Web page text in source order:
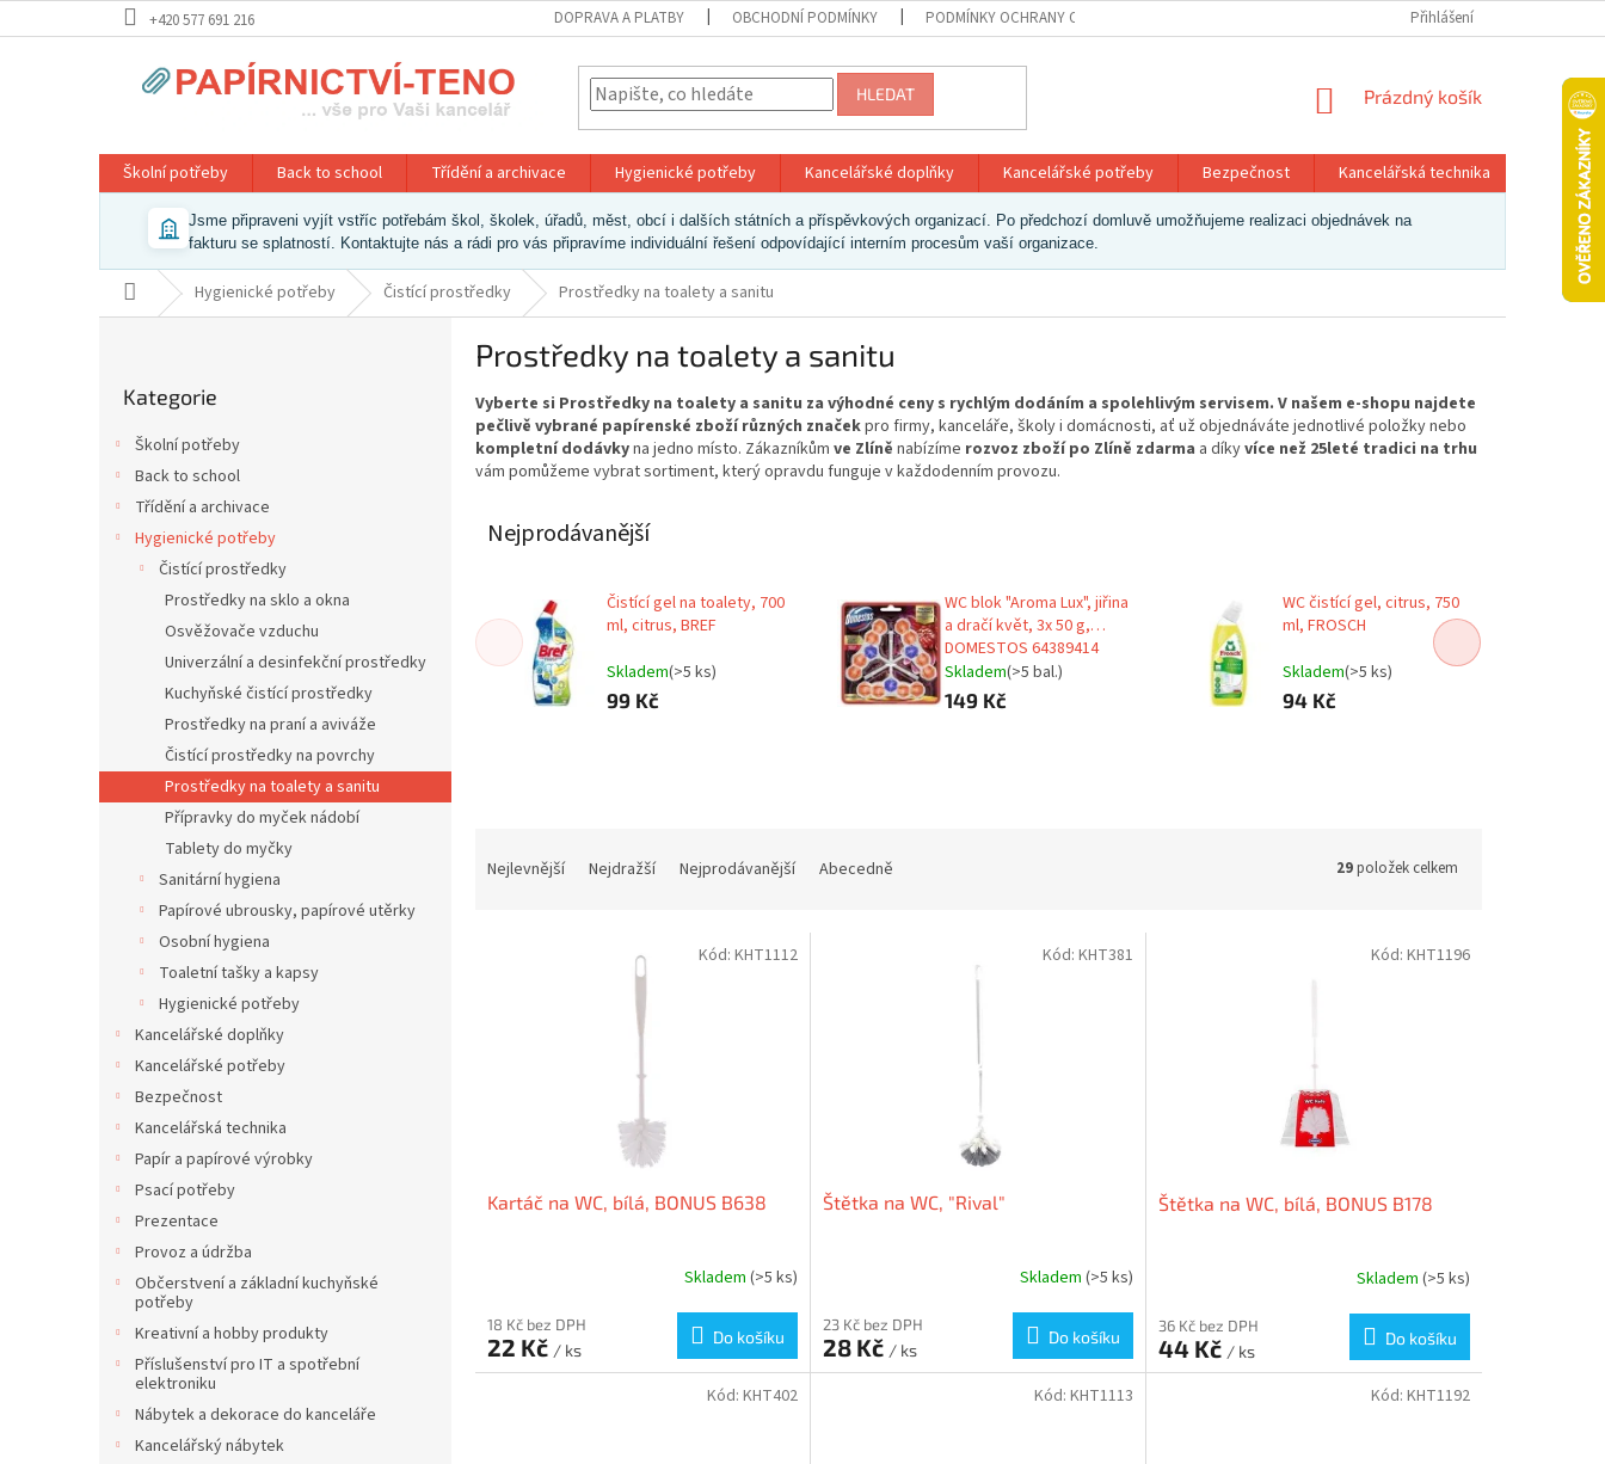
na
+420 577 691 216 DOPRAVA A PLATBY OBCHODNÍ PODMÍNKY PODMÍNKY OCHRANY OSOBNÍCH ÚDAJŮ Přihlášení
HLEDAT
NÁKUPNÍ
Prázdný košík
Školní potřeby Back to school Třídění a archivace Hygienické potřeby Kancelářské doplňky Kancelářské potřeby Bezpečnost Kancelářská technika Papír a
Jsme připraveni vyjít vstříc potřebám škol, školek, úřadů, měst, obcí i dalších státních a příspěvkových organizací. Po předchozí domluvě umožňujeme realizaci objednávek na
fakturu se splatností. Kontaktujte nás a rádi pro vás připravíme individuální řešení odpovídající interním procesům vaší organizace.
Domů Hygienické potřeby Čistící prostředky Prostředky na toalety a sanitu
kategorie
Kategorie
Školní potřeby
Back to school
Třídění a archivace
Hygienické potřeby
Čistící prostředky
Prostředky na sklo a okna
Osvěžovače vzduchu
Univerzální a desinfekční prostředky
Kuchyňské čistící prostředky
Prostředky na praní a aviváže
Čistící prostředky na povrchy
Prostředky na toalety a sanitu
Přípravky do myček nádobí
Tablety do myčky
Sanitární hygiena
Papírové ubrousky, papírové utěrky
Osobní hygiena
Toaletní tašky a kapsy
Hygienické potřeby
Kancelářské doplňky
Kancelářské potřeby
Bezpečnost
Kancelářská technika
Papír a papírové výrobky
Psací potřeby
Prezentace
Provoz a údržba
Občerstvení a základní kuchyňské
potřeby
Kreativní a hobby produkty
Příslušenství pro IT a spotřební
elektroniku
Nábytek a dekorace do kanceláře
Kancelářský nábytek
Prostředky na toalety a sanitu
Vyberte si Prostředky na toalety a sanitu za výhodné ceny s rychlým dodáním a spolehlivým servisem. V našem e-shopu najdete
pečlivě vybrané papírenské zboží různých značekpro firmy, kanceláře, školy i domácnosti, ať už objednáváte jednotlivé položky nebo
kompletní dodávkyna jedno místo. Zákazníkům ve Zlíně nabízíme rozvoz zboží po Zlíně zdarma a díkyvíce než 25leté tradici na trhu
vám pomůžeme vybrat sortiment, který opravdu funguje v každodenním provozu.
Nejprodávanější
Čistící gel na toalety, 700
ml, citrus, BREF
Skladem(>5 ks)
99 Kč
WC blok "Aroma Lux", jiřina
a dračí květ, 3x 50 g,
DOMESTOS 64389414
Skladem(>5 bal.)
149 Kč
WC čistící gel, citrus, 750
ml, FROSCH
Skladem(>5 ks)
94 Kč
Nejlevnější Nejdražší Nejprodávanější Abecedně 29položek celkem
Kartáč na WC, bílá, BONUS B638
Skladem (>5 ks)
18 Kč bez DPH
22 Kč / ks
Do košíku
Kód: KHT1112
Štětka na WC, "Rival"
Skladem (>5 ks)
23 Kč bez DPH
28 Kč / ks
Do košíku
Kód: KHT381
Štětka na WC, bílá, BONUS B178
Skladem (>5 ks)
36 Kč bez DPH
44 Kč / ks
Do košíku
Kód: KHT1196
Kód: KHT402 Kód: KHT1113 Kód: KHT1192